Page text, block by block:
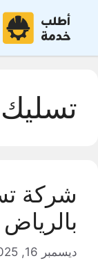
المحتوى
شركة
ديسمبر 16, 2025